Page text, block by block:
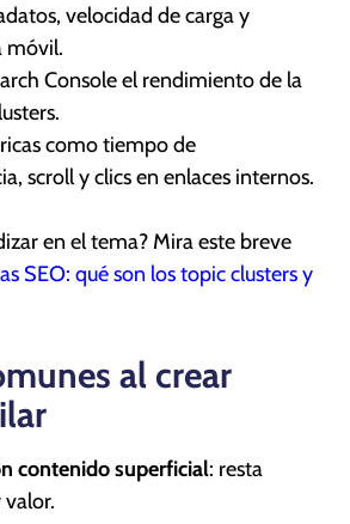
velocidad de carga y
móvil.
Console el rendimiento de la
como tiempo de
scroll y clics en enlaces internos.
en el tema? Mira este breve
SEO: qué son los topic clusters y
al crear
contenido superficial: resta